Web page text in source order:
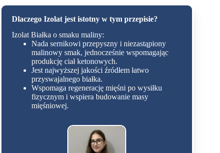
Dlaczego Izolat jest istotny w tym przepisie?
Izolat Białka o smaku maliny:
Nada sernikowi przepyszny i niezastąpiony
malinowy smak, jednocześnie wspomagając
produkcję ciał ketonowych.
Jest najwyższej jakości źródłem łatwo
przyswajalnego białka.
Wspomaga regenerację mięśni po wysiłku
fizycznym i wspiera budowanie masy
mięśniowej.